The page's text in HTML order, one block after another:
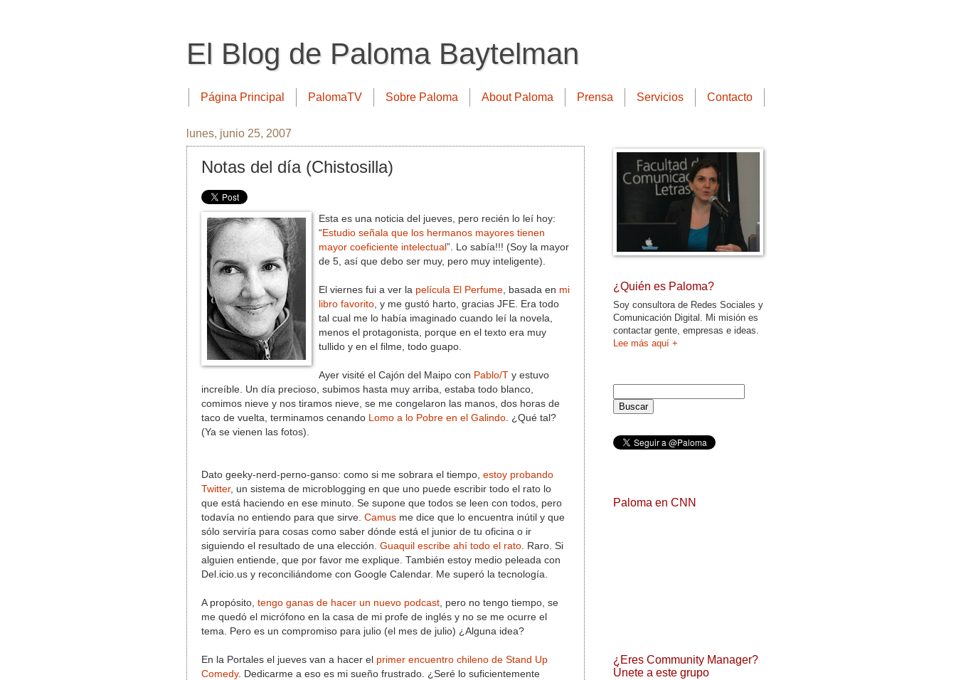
El Blog de Paloma Baytelman
Página Principal PalomaTV Sobre Paloma About Paloma Prensa Servicios Contacto
lunes, junio 25, 2007
Notas del día (Chistosilla)
Esta es una noticia del jueves, pero recién lo leí hoy:
“ Estudio señala que los hermanos mayores tienen
mayor coeficiente intelectual ”. Lo sabía!!! (Soy la mayor
de 5, así que debo ser muy, pero muy inteligente).
El viernes fui a ver la película El Perfume , basada en mi
libro favorito , y me gustó harto, gracias JFE. Era todo
tal cual me lo había imaginado cuando leí la novela,
menos el protagonista, porque en el texto era muy
tullido y en el filme, todo guapo.
Ayer visité el Cajón del Maipo con Pablo/T y estuvo
increíble. Un día precioso, subimos hasta muy arriba, estaba todo blanco,
comimos nieve y nos tiramos nieve, se me congelaron las manos, dos horas de
taco de vuelta, terminamos cenando
Lomo a lo Pobre en el Galindo . ¿Qué tal?
(Ya se vienen las fotos).
Dato geeky-nerd-perno-ganso: como si me sobrara el tiempo, estoy probando
Twitter, un sistema de microblogging en que uno puede escribir todo el rato lo
que está haciendo en ese minuto. Se supone que todos se leen con todos, pero
todavía no entiendo para que sirve. Camus me dice que lo encuentra inútil y que
sólo serviría para cosas como saber dónde está el junior de tu oficina o ir
siguiendo el resultado de una elección. Guaquil escribe ahí todo el rato . Raro. Si
alguien entiende, que por favor me explique. También estoy medio peleada con
Del.icio.us y reconciliándome con Google Calendar. Me superó la tecnología.
A propósito, tengo ganas de hacer un nuevo podcast , pero no tengo tiempo, se
me quedó el micrófono en la casa de mi profe de inglés y no se me ocurre el
tema. Pero es un compromiso para julio (el mes de julio) ¿Alguna idea?
En la Portales el jueves van a hacer el primer encuentro chileno de Stand Up
Comedy. Dedicarme a eso es mi sueño frustrado. ¿Seré lo suficientemente
¿Quién es Paloma?
Soy consultora de Redes Sociales y
Comunicación Digital. Mi misión es
contactar gente, empresas e ideas.
Lee más aquí +
Paloma en CNN
¿Eres Community Manager?
Únete a este grupo